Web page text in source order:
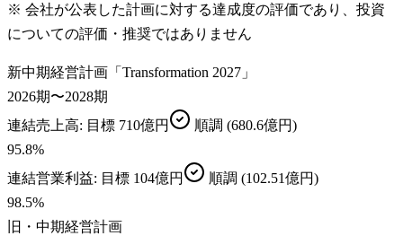
※ 会社が公表した計画に対する達成度の評価であり、投資
についての評価・推奨ではありません
新中期経営計画「Transformation 2027」
2026期〜2028期
連結売上高: 目標 710億円 順調 (680.6億円)
95.8%
連結営業利益: 目標 104億円 順調 (102.51億円)
98.5%
旧・中期経営計画